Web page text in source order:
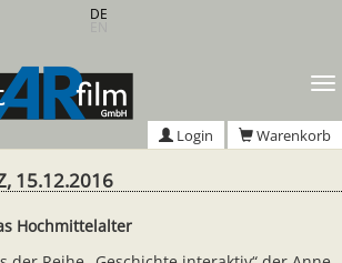
DE
Login Warenkorb
15.12.2016
Hochmittelalter